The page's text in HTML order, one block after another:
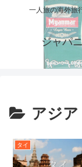
一人旅の海外旅
ジャパ
アジア
タイ